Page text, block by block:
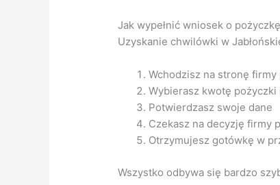
Jak wypełnić wniosek o
Uzyskanie chwilówki w
Wchodzisz na stronę
Wybierasz kwotę pożyczki
Potwierdzasz swoje dane
Czekasz na decyzję firmy
Otrzymujesz gotówkę w
Wszystko odbywa się bardzo